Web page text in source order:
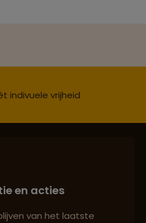
indivuele vrijheid
reisadvies
en acties
van het laatste